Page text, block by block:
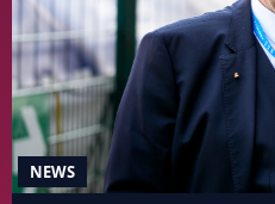
NEWS